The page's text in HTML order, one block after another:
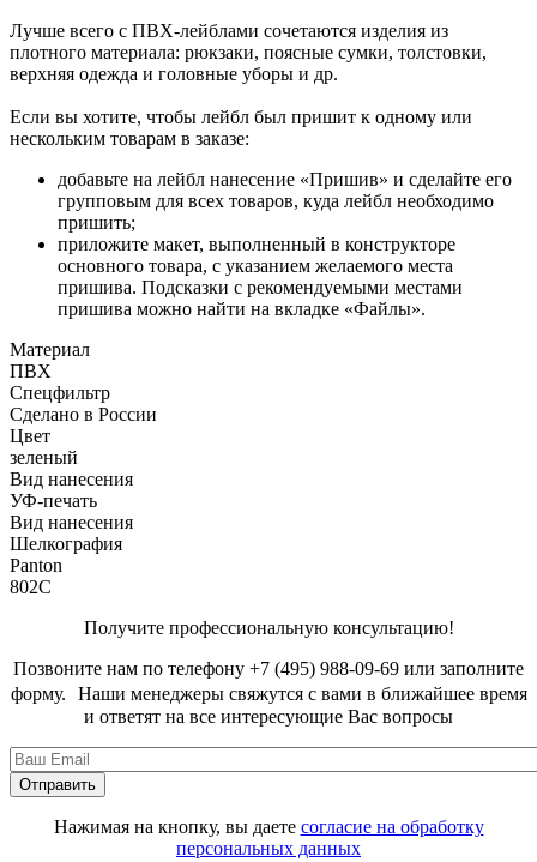
Лучше всего с ПВХ-лейблами сочетаются изделия из
плотного материала: рюкзаки, поясные сумки, толстовки,
верхняя одежда и головные уборы и др.
Если вы хотите, чтобы лейбл был пришит к одному или
нескольким товарам в заказе:
добавьте на лейбл нанесение «Пришив» и сделайте его
групповым для всех товаров, куда лейбл необходимо
пришить;
приложите макет, выполненный в конструкторе
основного товара, с указанием желаемого места
пришива. Подсказки с рекомендуемыми местами
пришива можно найти на вкладке «Файлы».
Материал
ПВХ
Спецфильтр
Сделано в России
Цвет
зеленый
Вид нанесения
УФ-печать
Вид нанесения
Шелкография
Panton
802C
Получите профессиональную консультацию!
Позвоните нам по телефону +7 (495) 988-09-69 или заполните
форму. Наши менеджеры свяжутся с вами в ближайшее время
и ответят на все интересующие Вас вопросы
Нажимая на кнопку, вы даете согласие на обработку
персональных данных